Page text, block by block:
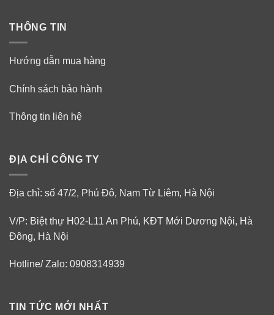
THÔNG TIN
Hướng dẫn mua hàng
Chính sách bảo hành
Thông tin liên hệ
ĐỊA CHỈ CÔNG TY
Địa chỉ: số 47/2, Phú Đô, Nam Từ Liêm, Hà Nội
V/P: Biệt thự H02-L11 An Phú, KĐT Mới Dương Nội, Hà
Đông, Hà Nội
Hotline/ Zalo: 0908314939
TIN TỨC MỚI NHẤT